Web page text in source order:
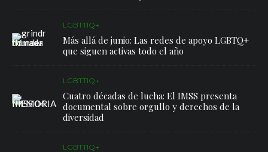
LGBTTIQ+
Más allá de junio: Las redes de apoyo LGBTQ+
que siguen activas todo el año
LGBTTIQ+
Cuatro décadas de lucha: El IMSS presenta
documental sobre orgullo y derechos de la
diversidad
LGBTTIQ+